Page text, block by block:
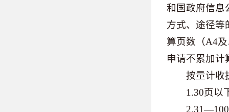
和国政府信息
方式、途径等
算页数（A4
申请不累加计
按量计收执
1.30页以下
2.31—100